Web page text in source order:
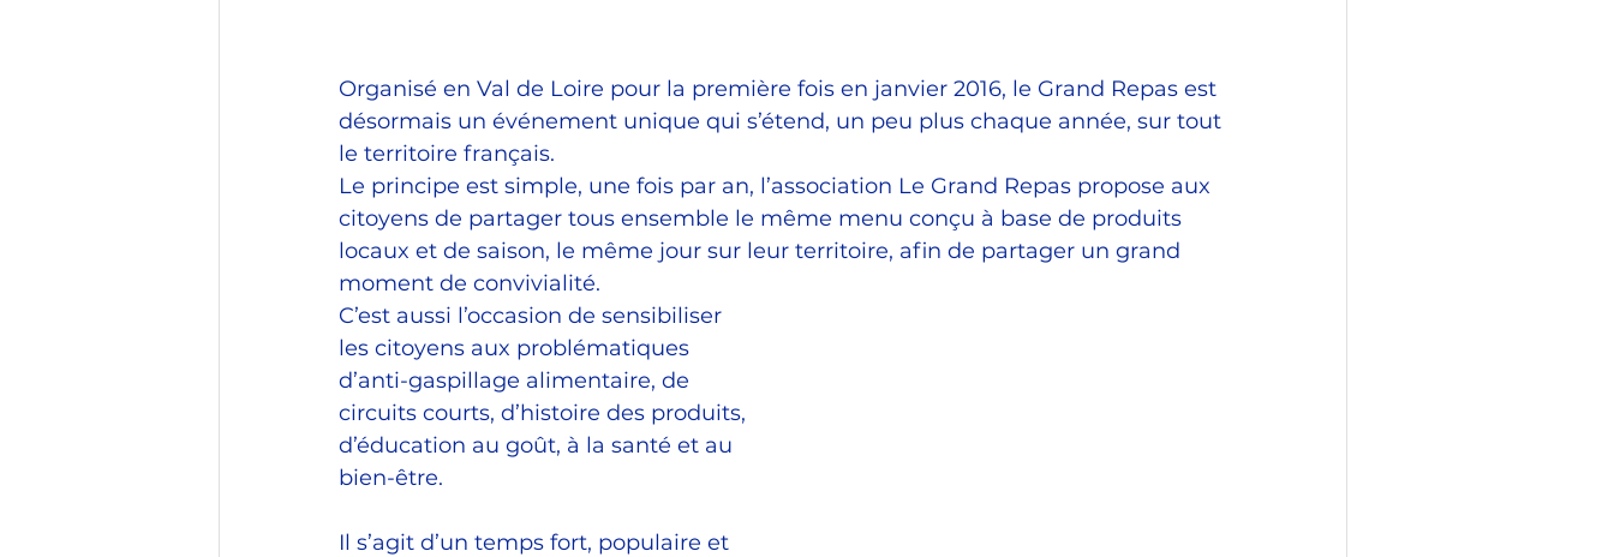
Organisé en Val de Loire pour la première fois en janvier 2016, le Grand Repas est
désormais un événement unique qui s’étend, un peu plus chaque année, sur tout
le territoire français.
Le principe est simple, une fois par an, l’association Le Grand Repas propose aux
citoyens de partager tous ensemble le même menu conçu à base de produits
locaux et de saison, le même jour sur leur territoire, afin de partager un grand
moment de convivialité.
C’est aussi l’occasion de sensibiliser
les citoyens aux problématiques
d’anti-gaspillage alimentaire, de
circuits courts, d’histoire des produits,
d’éducation au goût, à la santé et au
bien-être.
Il s’agit d’un temps fort, populaire et